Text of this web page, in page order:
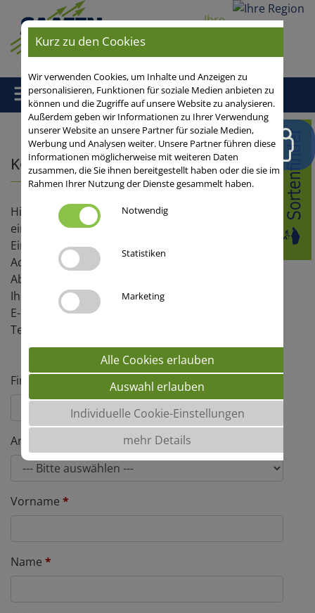
Ihre
Home/
Kontaktformular
Hier können Sie sich als Abnehmer für eine Kultur
eintragen lassen. Sie erhalten eine
Eingangsbestätigung per Mail. Nachdem die
Adresse geprüft wurde, wird ihr Eintrag auf der
Abnehmerkarte freigeschaltet. Bei Fragen steht
Ihnen Anke Boenisch gern zur Verfügung.
E-Mail:
Dr. Anke Boenisch
Tel.:
Firma
Anrede
Vorname *
Name *
Kurz zu den Cookies
Wir verwenden Cookies, um Inhalte und Anzeigen zu
personalisieren, Funktionen für soziale Medien anbieten zu
können und die Zugriffe auf unsere Website zu analysieren.
Außerdem geben wir Informationen zu Ihrer Verwendung
unserer Website an unsere Partner für soziale Medien,
Werbung und Analysen weiter. Unsere Partner führen diese
Informationen möglicherweise mit weiteren Daten
zusammen, die Sie ihnen bereitgestellt haben oder die sie im
Rahmen Ihrer Nutzung der Dienste gesammelt haben.
Notwendig
Statistiken
Marketing
Alle Cookies erlauben
Auswahl erlauben
Individuelle Cookie-Einstellungen
mehr Details